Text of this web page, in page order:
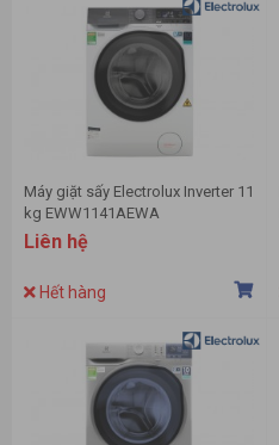
Máy giặt sấy Electrolux Inverter 11
kg EWW1141AEWA
Liên hệ
Hết hàng